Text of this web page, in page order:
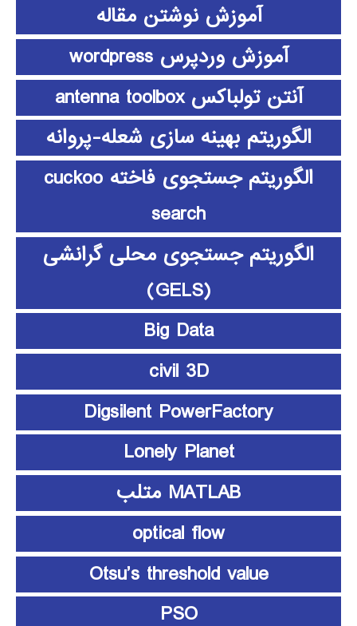
آموزش نوشتن مقاله
آموزش وردپرس wordpress
آنتن تولباکس antenna toolbox
الگوریتم بهینه سازی شعله-پروانه
الگوریتم جستجوی فاخته cuckoo
search
الگوریتم جستجوی محلی گرانشی
(GELS)
Big Data
civil 3D
Digsilent PowerFactory
Lonely Planet
MATLAB متلب
optical flow
Otsu’s threshold value
PSO